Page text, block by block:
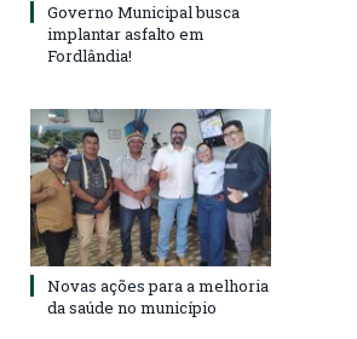
Governo Municipal busca
implantar asfalto em
Fordlândia!
Novas ações para a melhoria
da saúde no município